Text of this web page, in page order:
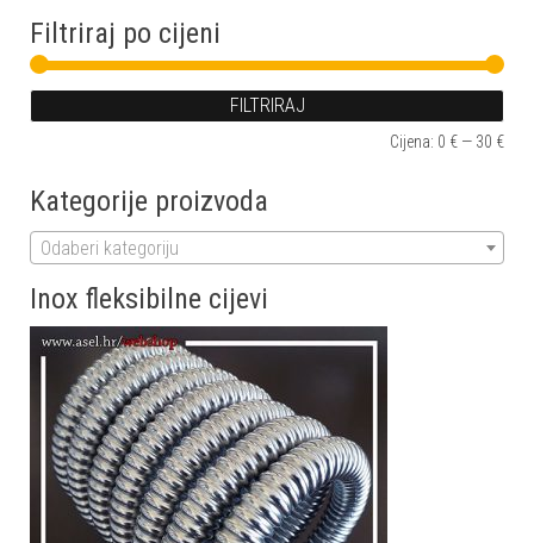
Filtriraj po cijeni
FILTRIRAJ
Cijena: 0 € — 30 €
Kategorije proizvoda
Odaberi kategoriju
Inox fleksibilne cijevi